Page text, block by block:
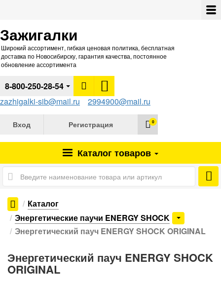
Зажигалки
Широкий ассортимент, гибкая ценовая политика, бесплатная
доставка по Новосибирску, гарантия качества, постоянное
обновление ассортимента
8-800-250-28-54
zazhigalki-sib@mail.ru
2994900@mail.ru
Вход Регистрация 0
Каталог товаров
Каталог
Энергетические паучи ENERGY SHOCK
Энергетический пауч ENERGY SHOCK ORIGINAL
Энергетический пауч ENERGY SHOCK
ORIGINAL